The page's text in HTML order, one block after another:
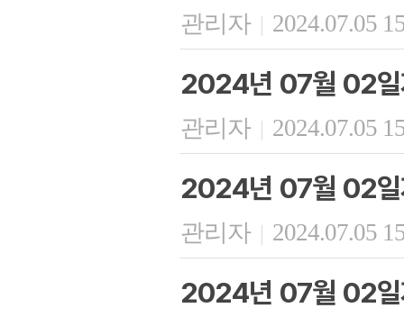
관리자 | 2024.07.05
2024년 07월 02일
관리자 | 2024.07.05
2024년 07월 02일
관리자 | 2024.07.05
2024년 07월 02일